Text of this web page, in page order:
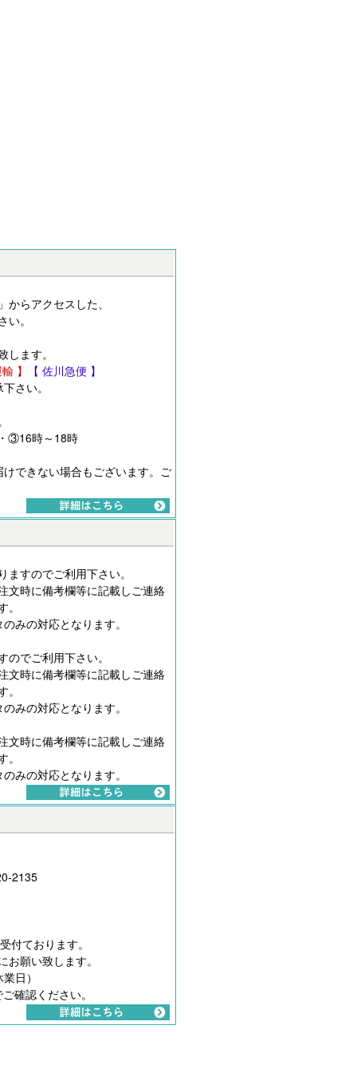
からアクセスした、
い。
ます。
】
【 佐川急便 】
さい。
③16時～18時
できない場合もございます。ご
すのでご利用下さい。
文時に備考欄等に記載しご連絡
みの対応となります。
でご利用下さい。
文時に備考欄等に記載しご連絡
みの対応となります。
文時に備考欄等に記載しご連絡
みの対応となります。
2135
付ております。
願い致します。
日）
ご確認ください。